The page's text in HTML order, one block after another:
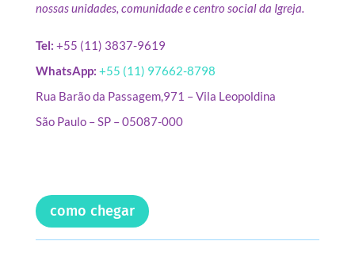
nossas unidades, comunidade e centro social da Igreja.
Tel: +55 (11) 3837-9619
WhatsApp: +55 (11) 97662-8798
Rua Barão da Passagem,971 – Vila Leopoldina
São Paulo – SP – 05087-000
como chegar